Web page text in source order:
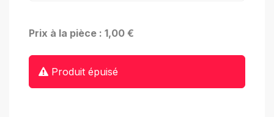
Prix à la pièce : 1,00 €
Produit épuisé